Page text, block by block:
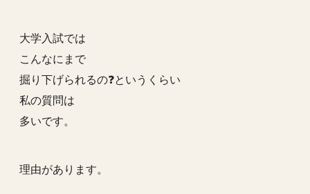
大学入試では
こんなにまで
掘り下げられるの❓というくらい
私の質問は
多いです。
理由があります。